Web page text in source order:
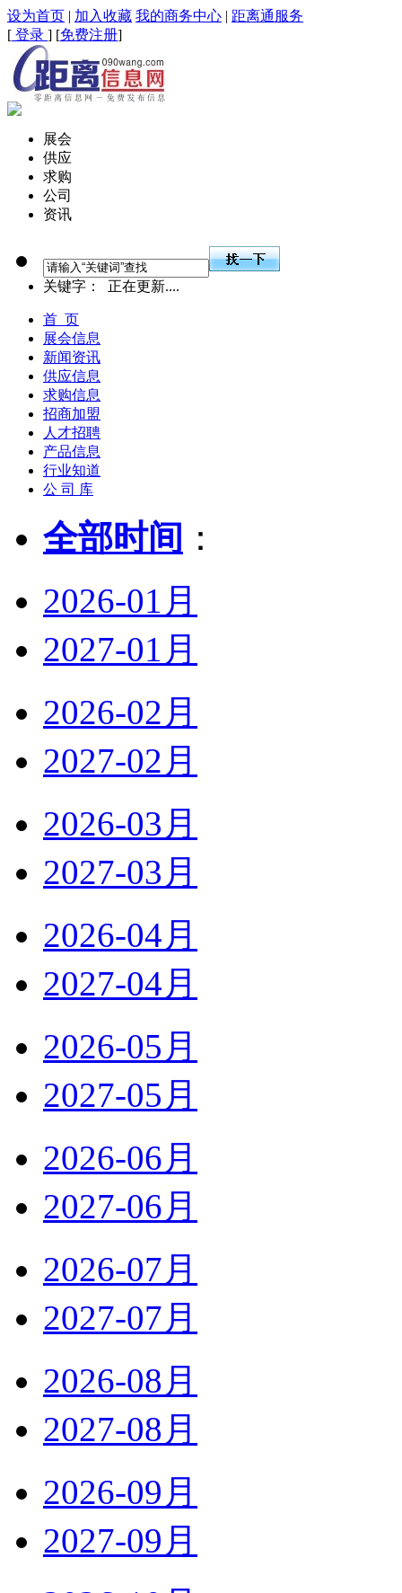
设为首页 | 加入收藏 我的商务中心 | 距离通服务
[ 登录 ] [免费注册]
展会
供应
求购
公司
资讯
关键字： 正在更新....
首 页
展会信息
新闻资讯
供应信息
求购信息
招商加盟
人才招聘
产品信息
行业知道
公 司 库
全部时间 ：
2026-01月
2027-01月
2026-02月
2027-02月
2026-03月
2027-03月
2026-04月
2027-04月
2026-05月
2027-05月
2026-06月
2027-06月
2026-07月
2027-07月
2026-08月
2027-08月
2026-09月
2027-09月